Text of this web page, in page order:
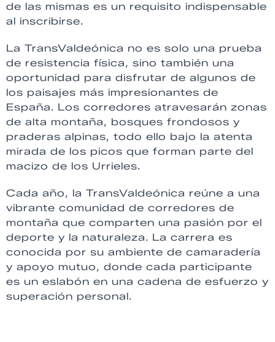
de las mismas es un requisito indispensable
al inscribirse.
La TransValdeónica no es solo una prueba
de resistencia física, sino también una
oportunidad para disfrutar de algunos de
los paisajes más impresionantes de
España. Los corredores atravesarán zonas
de alta montaña, bosques frondosos y
praderas alpinas, todo ello bajo la atenta
mirada de los picos que forman parte del
macizo de los Urrieles.
Cada año, la TransValdeónica reúne a una
vibrante comunidad de corredores de
montaña que comparten una pasión por el
deporte y la naturaleza. La carrera es
conocida por su ambiente de camaradería
y apoyo mutuo, donde cada participante
es un eslabón en una cadena de esfuerzo y
superación personal.